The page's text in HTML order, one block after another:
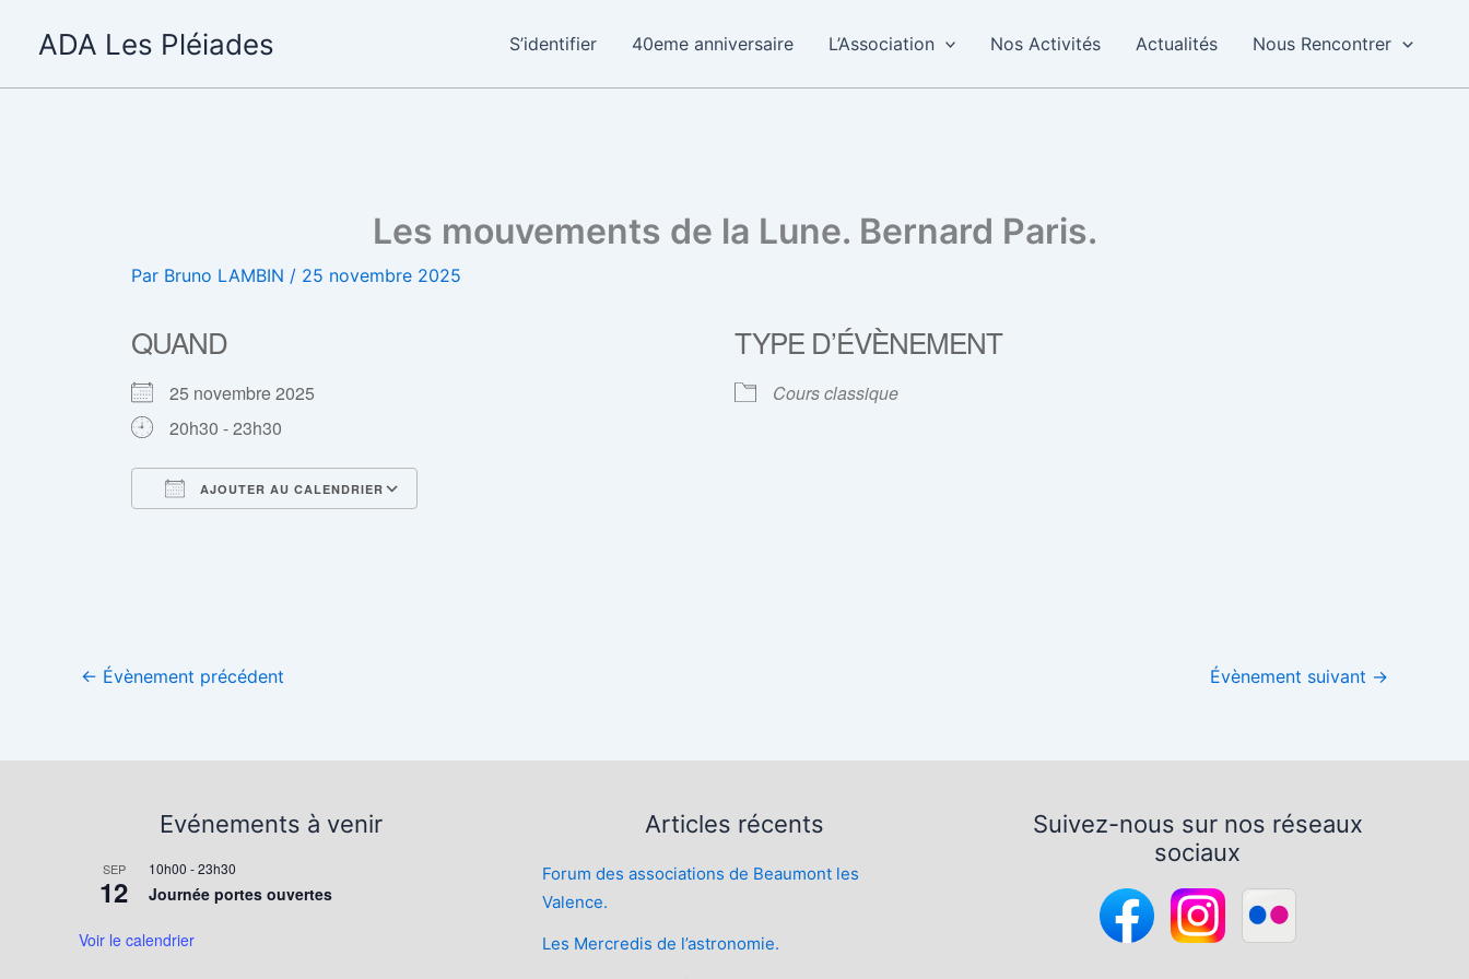
ADA Les Pléiades S’identifier 40eme anniversaire L’Association Nos Activités Actualités Nous Rencontrer
Les mouvements de la Lune. Bernard Paris.
Par Bruno LAMBIN / 25 novembre 2025
QUAND
25 novembre 2025
20h30 - 23h30
AJOUTER AU CALENDRIER
TYPE D’ÉVÈNEMENT
Cours classique
← Évènement précédent Évènement suivant →
Evénements à venir
SEP
12
10h00 -23h30
Journée portes ouvertes
Voir le calendrier
Articles récents
Forum des associations de Beaumont les
Valence.
Les Mercredis de l’astronomie.
Suivez-nous sur nos réseaux
sociaux